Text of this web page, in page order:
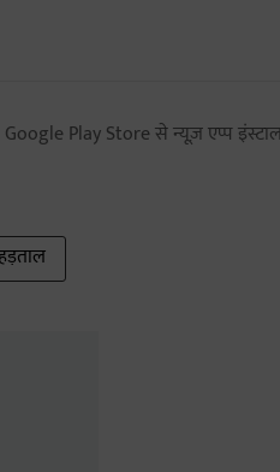
Play Store से न्यूज़ एप्प